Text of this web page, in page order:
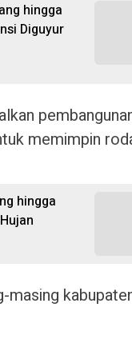
hingga
Diguyur
memimpin
hingga
masing